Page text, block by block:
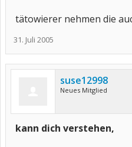
tätowierer nehmen die
31. Juli 2005
suse12998
Neues Mitglied
kann dich verstehen,